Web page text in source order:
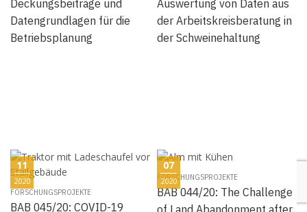
Datengrundlagen für die
Betriebsplanung
der Arbeitskreisberatung in
der Schweinehaltung
11
2020
FORSCHUNGSPROJEKTE
BAB 045/20: COVID-19
07
2020
FORSCHUNGSPROJEKTE
BAB 044/20: The Challenge
of Land Abandonment after